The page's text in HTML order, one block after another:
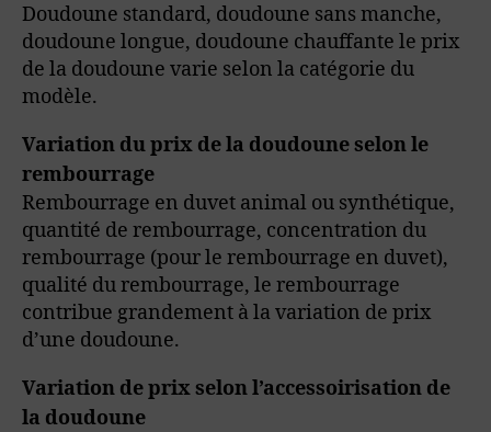
Doudoune standard, doudoune sans manche,
doudoune longue, doudoune chauffante le prix
de la doudoune varie selon la catégorie du
modèle.
Variation du prix de la doudoune selon le
rembourrage
Rembourrage en duvet animal ou synthétique,
quantité de rembourrage, concentration du
rembourrage (pour le rembourrage en duvet),
qualité du rembourrage, le rembourrage
contribue grandement à la variation de prix
d’une doudoune.
Variation de prix selon l’accessoirisation de
la doudoune